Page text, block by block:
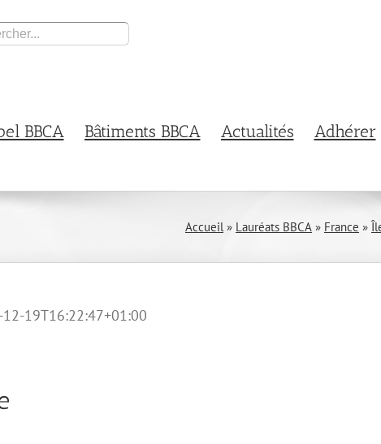
BBCA Bâtiments BBCA Actualités Adhérer
Accueil » Lauréats BBCA » France »
19T16:22:47+01:00